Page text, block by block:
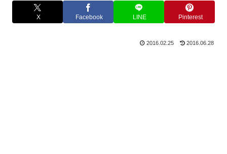
X Facebook LINE Pinterest
2016.02.25 2016.06.28